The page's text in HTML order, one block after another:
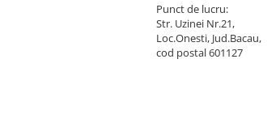
Punct de lucru:
Str. Uzinei Nr.21,
Loc.Onesti, Jud.Bacau,
cod postal 601127